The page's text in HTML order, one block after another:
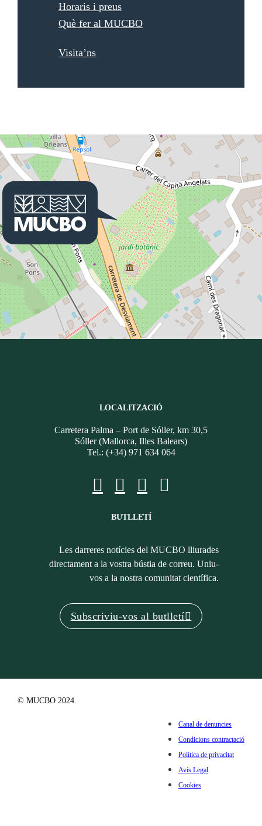
Horaris i preus
Què fer al MUCBO
Visita’ns
LOCALITZACIÓ
Carretera Palma – Port de Sóller, km 30,5
Sóller (Mallorca, Illes Balears)
Tel.: (+34) 971 634 064
BUTLLETÍ
Les darreres notícies del MUCBO lliurades
directament a la vostra bústia de correu. Uniu-
vos a la nostra comunitat científica.
Subscriviu-vos al butlletí
© MUCBO 2024.
Canal de denuncies
Condicions contractació
Política de privacitat
Avís Legal
Cookies